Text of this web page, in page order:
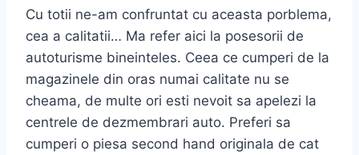
Cu totii ne-am confruntat cu aceasta porblema,
cea a calitatii… Ma refer aici la posesorii de
autoturisme bineinteles. Ceea ce cumperi de la
magazinele din oras numai calitate nu se
cheama, de multe ori esti nevoit sa apelezi la
centrele de dezmembrari auto. Preferi sa
cumperi o piesa second hand originala de cat